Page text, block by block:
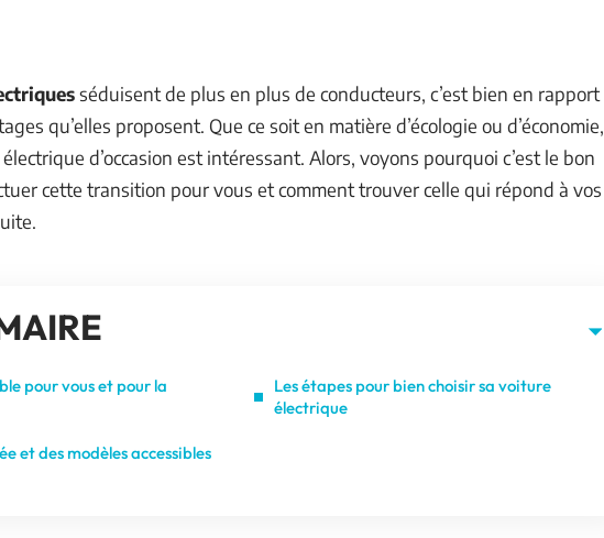
séduisent de plus en plus de conducteurs, c’est bien en rapport
qu’elles proposent. Que ce soit en matière d’écologie ou d’économie,
d’occasion est intéressant. Alors, voyons pourquoi c’est le bon
cette transition pour vous et comment trouver celle qui répond à vos
pour vous et pour la
et des modèles accessibles
Les étapes pour bien choisir sa voiture
électrique